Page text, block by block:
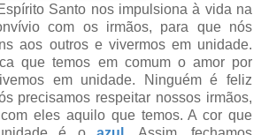
Santo nos impulsiona à vida na
com os irmãos, para que nós
aos outros e vivermos em unidade.
que temos em comum o amor por
em unidade. Ninguém é feliz
precisamos respeitar nossos irmãos,
eles aquilo que temos. A cor que